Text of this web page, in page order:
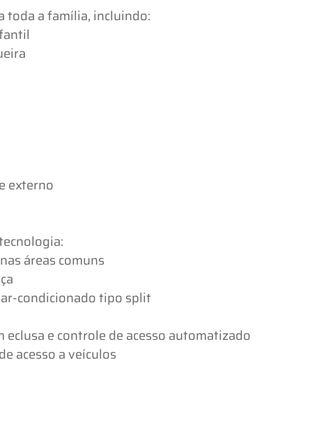
toda a família, incluindo:
externo
áreas comuns
condicionado tipo split
eclusa e controle de acesso automatizado
acesso a veículos